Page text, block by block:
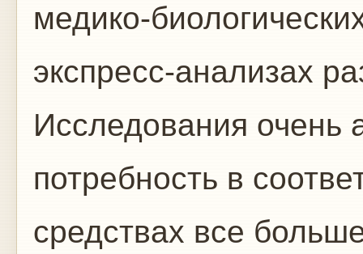
медико-
экспресс-анализах
Исследования очень
потребность в
средствах все